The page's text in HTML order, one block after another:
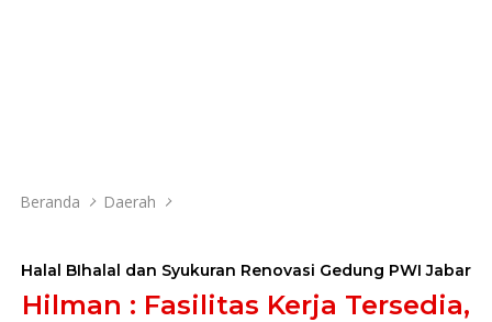
Beranda Daerah
Halal BIhalal dan Syukuran Renovasi Gedung PWI Jabar
Hilman : Fasilitas Kerja Tersedia,